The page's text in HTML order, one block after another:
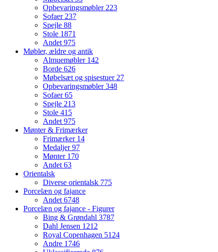
Opbevaringsmøbler 223
Sofaer 237
Spejle 88
Stole 1871
Andet 975
Møbler, ældre og antik
Almuemøbler 142
Borde 626
Møbelsæt og spisestuer 27
Opbevaringsmøbler348
Sofaer65
Spejle 213
Stole 415
Andet 975
Mønter & Frimærker
Frimærker 14
Medaljer97
Mønter 170
Andet 63
Orientalsk
Diverse orientalsk 775
Porcelæn og fajance
Andet 6748
Porcelæn og fajance - Figurer
Bing & Grøndahl 3787
Dahl Jensen 1212
Royal Copenhagen 5124
Andre 1746